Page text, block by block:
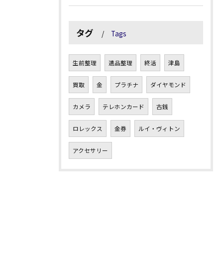
タグ Tags
生前整理 遺品整理 終活 津島
買取 金 プラチナ ダイヤモンド
カメラ テレホンカード 古銭
ロレックス 金券 ルイ・ヴィトン
アクセサリー